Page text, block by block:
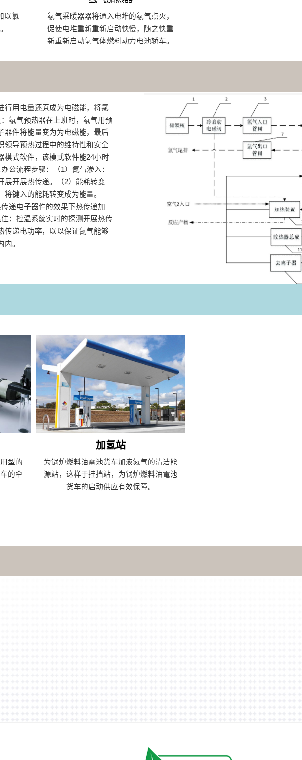
以氯
氡气采暖器器将通入电堆的氡气点火，
促使电堆重新重新启动快慢，随之快重
新重新启动氢气体燃料动力电池轿车。
行用电量还原成为电磁能，将氯
氡气预热器在上班时，氡气用预
器件将能量变为为电磁能，最后
领导预热过程中的维持性和安全
模式软件，该模式软件能24小时
公流程步骤‌：（1）氮气渗入‌：
展开展热传递。‌（2）能耗转变
键入的能耗转变成为能量。
递电子器件的效果下热传递加
：控温系統实时的探测开展热传
传递电功率，以以保证氮气能够
。
型的
的牵
加氢站
为锅炉燃料油電池货车加液氮气的清洁能
源站，这样于挂挡站，为锅炉燃料油電池
货车的启动供应有效保障。